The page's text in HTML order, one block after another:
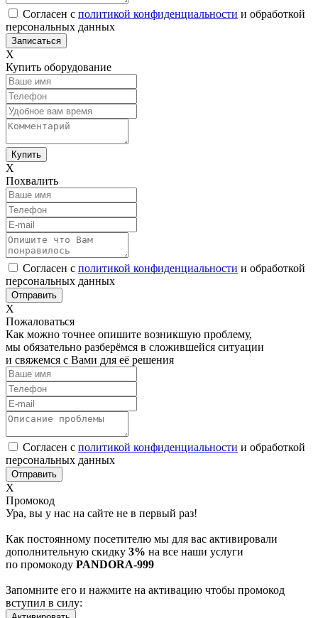
Согласен с политикой конфиденциальности и обработкой
персональных данных
Х
Купить оборудование
Х
Похвалить
Согласен с политикой конфиденциальности и обработкой
персональных данных
Х
Пожаловаться
Как можно точнее опишите возникшую проблему,
мы обязательно разберёмся в сложившейся ситуации
и свяжемся с Вами для её решения
Согласен с политикой конфиденциальности и обработкой
персональных данных
Х
Промокод
Ура, вы у нас на сайте не в первый раз!
Как постоянному посетителю мы для вас активировали
дополнительную скидку 3% на все наши услуги
по промокоду PANDORA-999
Запомните его и нажмите на активацию чтобы промокод
вступил в силу: